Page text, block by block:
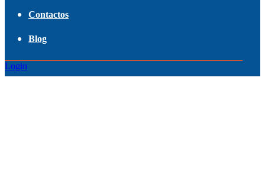
Contactos
Blog
Login